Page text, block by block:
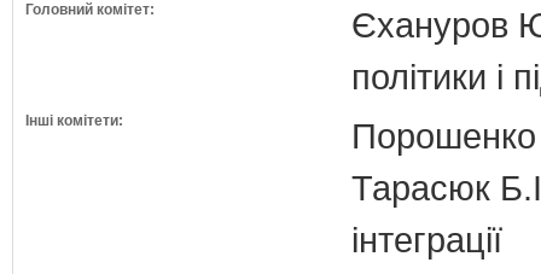
Головний комітет:
Єхануров
політики і
Інші комітети:
Порошенко
Тарасюк
інтеграції